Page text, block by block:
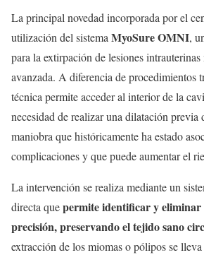
La principal novedad incorporada por el
utilización del sistemaMyoSure OMNI,
para la extirpación de lesiones
avanzada. A diferencia de procedimientos
técnica permite acceder al interior de la
necesidad de realizar una dilatación
maniobra que históricamente ha estado
complicaciones y que puede aumentar el
La intervención se realiza mediante un
directa quepermite identificar y eliminar
precisión, preservando el tejido sano
extracción de los miomas o pólipos se